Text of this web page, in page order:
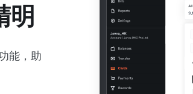
明
能，助